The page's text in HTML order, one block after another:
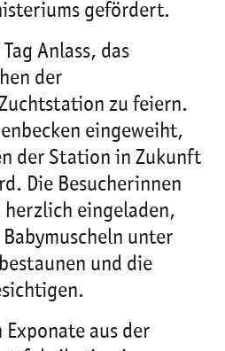
gefördert.
Anlass, das
der
zu feiern.
eingeweiht,
der Station in Zukunft
Die Besucherinnen
herzlich eingeladen,
unter
und die
aus der